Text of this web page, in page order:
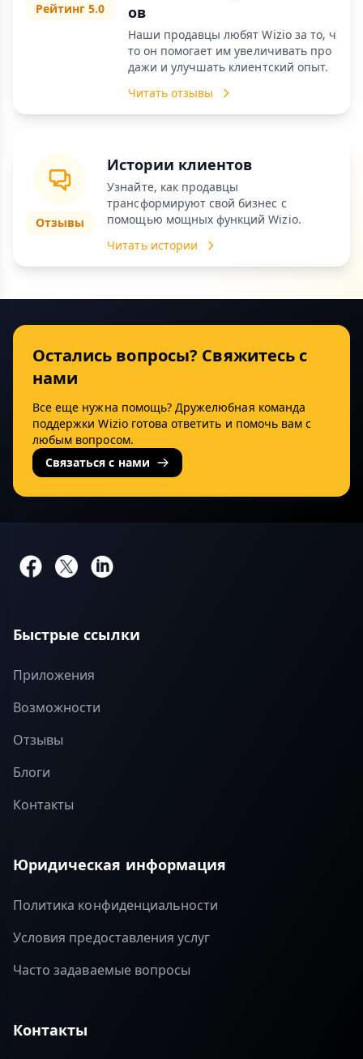
Рейтинг 5.0
ов
Наши продавцы любят Wizio за то, ч
то он помогает им увеличивать про
дажи и улучшать клиентский опыт.
Читать отзывы
Отзывы
Истории клиентов
Узнайте, как продавцы
трансформируют свой бизнес с
помощью мощных функций Wizio.
Читать истории
Остались вопросы? Свяжитесь с
нами
Все еще нужна помощь? Дружелюбная команда
поддержки Wizio готова ответить и помочь вам с
любым вопросом.
Связаться с нами
Быстрые ссылки
Приложения
Возможности
Отзывы
Блоги
Контакты
Юридическая информация
Политика конфиденциальности
Условия предоставления услуг
Часто задаваемые вопросы
Контакты